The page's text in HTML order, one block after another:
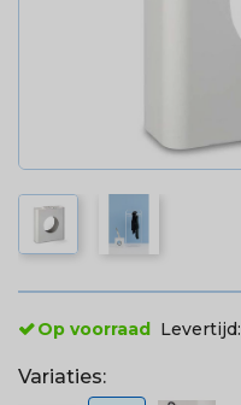
Op voorraad Levertijd:
Variaties: